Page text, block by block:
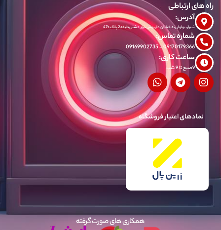
نمادهای اعتبار فروشگاه
همکاری های صورت گرفته
راه های ارتباطی
آدرس:
شیراز، بولوار زند خیابان داریوش بازار دشتی طبقه 2 پلاک 47s
شماره تماس:
09170179366 - 09169902735
ساعت کاری:
9صبح تا 9 شب